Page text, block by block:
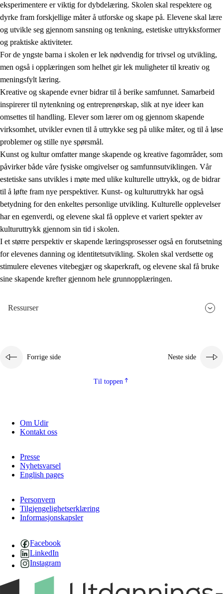
1.1 Menneskeverdet
1.2 Identitet og kulturelt mangfold
1.3 Kritisk tenkning og etisk bevissthet
1.4 Skaperglede, engasjement og utforskertrang
1.5 Respekt for naturen og miljøbevissthet
1.6 Demokrati og medvirkning
eksperimentere er viktig for dybdelæring. Skolen skal respektere og
dyrke fram forskjellige måter å utforske og skape på. Elevene skal lære
og utvikle seg gjennom sansning og tenkning, estetiske uttrykksformer
og praktiske aktiviteter.
For de yngste barna i skolen er lek nødvendig for trivsel og utvikling,
men også i opplæringen som helhet gir lek muligheter til kreativ og
meningsfylt læring.
Kreative og skapende evner bidrar til å berike samfunnet. Samarbeid
inspirerer til nytenkning og entreprenørskap, slik at nye ideer kan
omsettes til handling. Elever som lærer om og gjennom skapende
virksomhet, utvikler evnen til å uttrykke seg på ulike måter, og til å løse
problemer og stille nye spørsmål.
Kunst og kultur omfatter mange skapende og kreative fagområder, som
påvirker både våre fysiske omgivelser og samfunnsutviklingen. Vår
estetiske sans utvikles i møte med ulike kulturelle uttrykk, og de bidrar
til å løfte fram nye perspektiver. Kunst- og kulturuttrykk har også
betydning for den enkeltes personlige utvikling. Kulturelle opplevelser
har en egenverdi, og elevene skal få oppleve et variert spekter av
kulturuttrykk gjennom sin tid i skolen.
I et større perspektiv er skapende læringsprosesser også en forutsetning
for elevenes danning og identitetsutvikling. Skolen skal verdsette og
stimulere elevenes vitebegjær og skaperkraft, og elevene skal få bruke
sine skapende krefter gjennom hele grunnopplæringen.
Ressurser
Forrige side Neste side
Til toppen
Om Udir
Kontakt oss
Presse
Nyhetsvarsel
English pages
Personvern
Tilgjengelighetserklæring
Informasjonskapsler
Facebook
LinkedIn
Instagram